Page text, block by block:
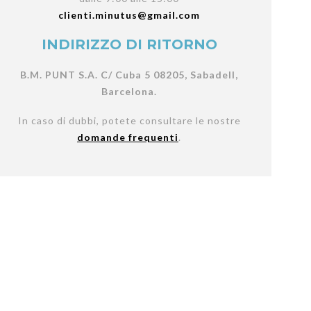
clienti.minutus@gmail.com
INDIRIZZO DI RITORNO
B.M. PUNT S.A. C/ Cuba 5 08205, Sabadell,
Barcelona.
In caso di dubbi, potete consultare le nostre
domande frequenti.